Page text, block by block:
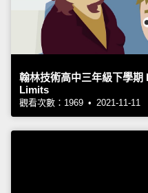
翰林技術高中三年級下學
Limits
觀看次數：1969 • 2021-11-11